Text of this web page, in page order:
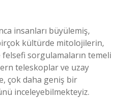
insanları büyülemiş,
kültürde mitolojilerin,
sorgulamaların temeli
teleskoplar ve uzay
çok daha geniş bir
inceleyebilmekteyiz.